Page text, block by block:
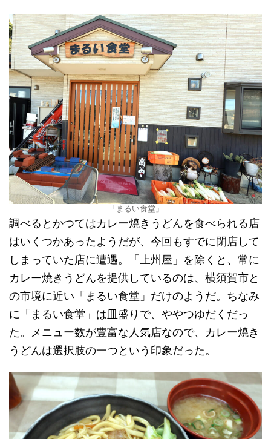
「まるい食堂」
調べるとかつてはカレー焼きうどんを食べられる店
はいくつかあったようだが、今回もすでに閉店して
しまっていた店に遭遇。「上州屋」を除くと、常に
カレー焼きうどんを提供しているのは、横須賀市と
の市境に近い「まるい食堂」だけのようだ。ちなみ
に「まるい食堂」は皿盛りで、ややつゆだくだっ
た。メニュー数が豊富な人気店なので、カレー焼き
うどんは選択肢の一つという印象だった。